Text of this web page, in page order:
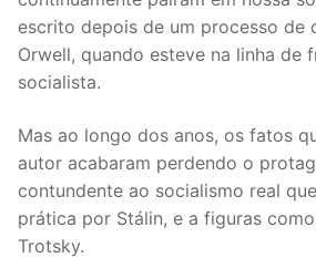
escrito depois de um processo de
Orwell, quando esteve na linha de
socialista.
Mas ao longo dos anos, os fatos
autor acabaram perdendo o
contundente ao socialismo real
prática por Stálin, e a figuras
Trotsky.